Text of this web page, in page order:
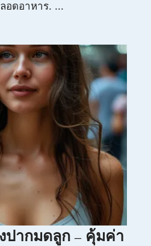
อดอาหาร. ...
ปากมดลูก – คุ้มค่า